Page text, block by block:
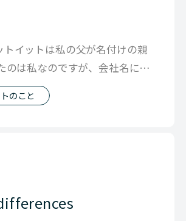
トイットは私の父が名付けの親
のは私なのですが、会社名にあ
なく 「なんかいいのない
のこと